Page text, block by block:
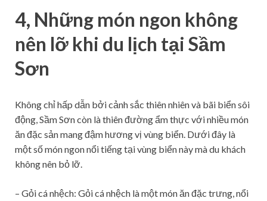
4, Những món ngon không
nên lỡ khi du lịch tại Sầm
Sơn
Không chỉ hấp dẫn bởi cảnh sắc thiên nhiên và bãi biển sôi
động, Sầm Sơn còn là thiên đường ẩm thực với nhiều món
ăn đặc sản mang đậm hương vị vùng biển. Dưới đây là
một số món ngon nổi tiếng tại vùng biển này mà du khách
không nên bỏ lỡ.
– Gỏi cá nhệch: Gỏi cá nhệch là một món ăn đặc trưng, nổi